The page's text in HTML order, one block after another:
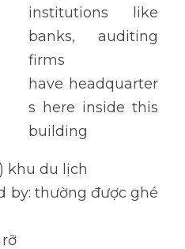
institutions like
banks, auditing
firms
have headquarter
s here inside this
building
khu du lịch
by: thường được ghé